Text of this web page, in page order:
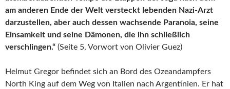
am anderen Ende der Welt versteckt lebenden Nazi-Arzt
darzustellen, aber auch dessen wachsende Paranoia, seine
Einsamkeit und seine Dämonen, die ihn schließlich
verschlingen.“ (Seite 5, Vorwort von Olivier Guez)
Helmut Gregor befindet sich an Bord des Ozeandampfers
North King auf dem Weg von Italien nach Argentinien. Er hat